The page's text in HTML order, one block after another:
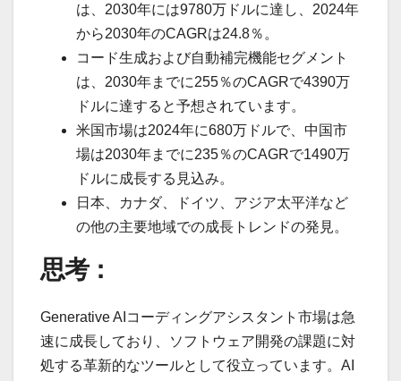
は、2030年には9780万ドルに達し、2024年
から2030年のCAGRは24.8％。
コード生成および自動補完機能セグメント
は、2030年までに255％のCAGRで4390万
ドルに達すると予想されています。
米国市場は2024年に680万ドルで、中国市
場は2030年までに235％のCAGRで1490万
ドルに成長する見込み。
日本、カナダ、ドイツ、アジア太平洋など
の他の主要地域での成長トレンドの発見。
思考：
Generative AIコーディングアシスタント市場は急
速に成長しており、ソフトウェア開発の課題に対
処する革新的なツールとして役立っています。AI